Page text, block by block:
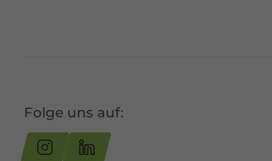
Folge uns auf: